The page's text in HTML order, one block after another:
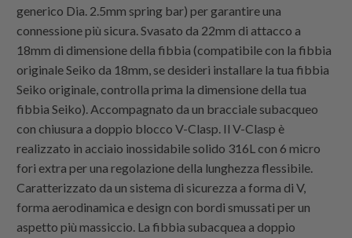
generico Dia. 2.5mm spring bar) per garantire una
connessione più sicura. Svasato da 22mm di attacco a
18mm di dimensione della fibbia (compatibile con la fibbia
originale Seiko da 18mm, se desideri installare la tua fibbia
Seiko originale, controlla prima la dimensione della tua
fibbia Seiko). Accompagnato da un bracciale subacqueo
con chiusura a doppio blocco V-Clasp. Il V-Clasp è
realizzato in acciaio inossidabile solido 316L con 6 micro
fori extra per una regolazione della lunghezza flessibile.
Caratterizzato da un sistema di sicurezza a forma di V,
forma aerodinamica e design con bordi smussati per un
aspetto più massiccio. La fibbia subacquea a doppio